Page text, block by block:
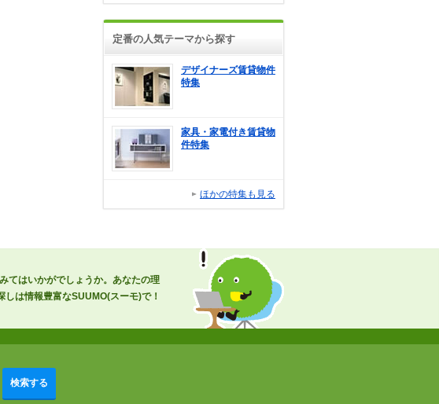
定番の人気テーマから探す
デザイナーズ賃貸物件
特集
家具・家電付き賃貸物
件特集
ほかの特集も見る
てはいかがでしょうか。あなたの理
は情報豊富なSUUMO(スーモ)で！
検索する